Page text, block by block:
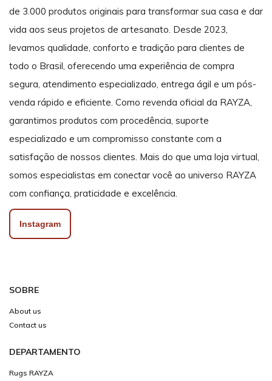
de 3.000 produtos originais para transformar sua casa e dar
vida aos seus projetos de artesanato. Desde 2023,
levamos qualidade, conforto e tradição para clientes de
todo o Brasil, oferecendo uma experiência de compra
segura, atendimento especializado, entrega ágil e um pós-
venda rápido e eficiente. Como revenda oficial da RAYZA,
garantimos produtos com procedência, suporte
especializado e um compromisso constante com a
satisfação de nossos clientes. Mais do que uma loja virtual,
somos especialistas em conectar você ao universo RAYZA
com confiança, praticidade e excelência.
Instagram
SOBRE
About us
Contact us
DEPARTAMENTO
Rugs RAYZA